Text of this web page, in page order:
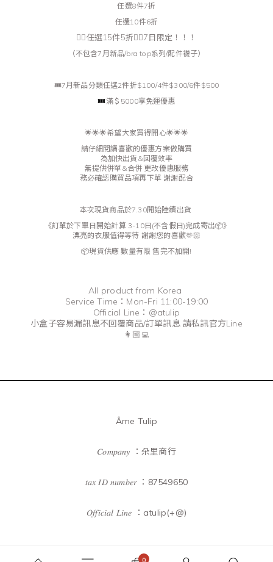
任選8件7折
任選10件6折
❤️‍🔥任選15件5折❤️‍🔥7日限定！！！
（不包含7月新品/bra top系列/配件襪子）
🎟️7月新品分類任選2件折$100/4件$300/6件$500
🎟️滿＄5000享免運優惠
🌟🌟🌟希望大家買得開心🌟🌟🌟
請仔細閱讀喜歡的優惠方案做購買
為加快出貨&回覆效率
無提供併單&合併 更改優惠服務
務必確認購買品項再下單 謝謝配合
本次現貨商品於7.30開始陸續出貨
《訂單於下單日開始計算 3-10日(不含假日)完成寄出📦》
漂亮的衣服值得等待 謝謝您的喜歡🫶🏻
📦現貨供應 數量有限 售完不加開!
All product from Korea
Service Time：Mon-Fri 11:00-19:00
Official Line：@atulip
小盒子容易漏訊息不回覆商品/訂單訊息 請私訊官方Line
👩🏼‍💻
Âme Tulip
𝐶𝑜𝑚𝑝𝑎𝑛𝑦 ：朵里商行
𝑡𝑎𝑥 𝐼𝐷 𝑛𝑢𝑚𝑏𝑒𝑟 ：87549650
𝑂𝑓𝑓𝑖𝑐𝑖𝑎𝑙 𝐿𝑖𝑛𝑒 ：atulip(+@)